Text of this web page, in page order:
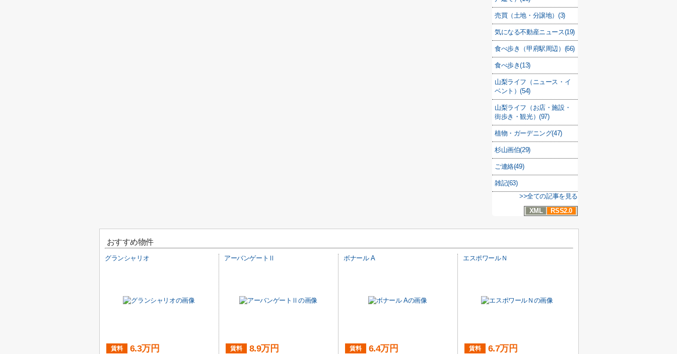
売買（土地・分譲地）(3)
気になる不動産ニュース(19)
食べ歩き（甲府駅周辺）(66)
食べ歩き(13)
山梨ライフ（ニュース・イ
ベント）(54)
山梨ライフ（お店・施設・
街歩き・観光）(97)
植物・ガーデニング(47)
杉山画伯(29)
ご連絡(49)
雑記(63)
>>全ての記事を見る
XML
RSS2.0
おすすめ物件
グランシャリオ
賃料 6.3万円
アーバンゲートⅡ
賃料 8.9万円
ボナール A
賃料 6.4万円
エスポワールＮ
賃料 6.7万円